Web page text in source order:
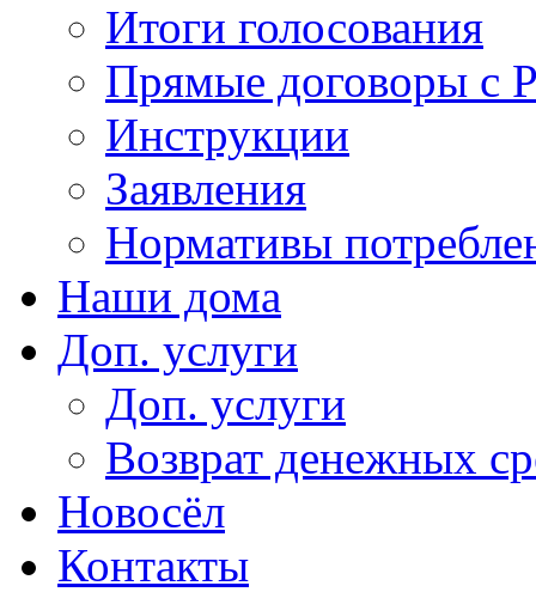
Итоги голосования
Прямые договоры с
Инструкции
Заявления
Нормативы
Наши дома
Доп. услуги
Доп. услуги
Возврат денежных
Новосёл
Контакты